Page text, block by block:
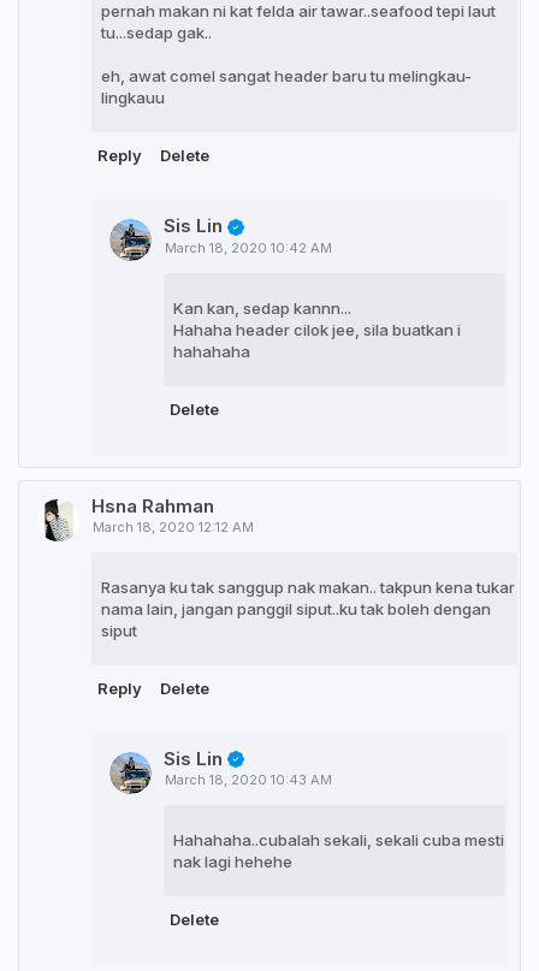
pernah makan ni kat felda air tawar..seafood tepi laut
tu...sedap gak..
eh, awat comel sangat header baru tu melingkau-
lingkauu
Reply Delete
Sis Lin
March 18, 2020 10:42 AM
Kan kan, sedap kannn...
Hahaha header cilok jee, sila buatkan i
hahahaha
Delete
Hsna Rahman
March 18, 2020 12:12 AM
Rasanya ku tak sanggup nak makan.. takpun kena tukar
nama lain, jangan panggil siput..ku tak boleh dengan
siput
Reply Delete
Sis Lin
March 18, 2020 10:43 AM
Hahahaha..cubalah sekali, sekali cuba mesti
nak lagi hehehe
Delete